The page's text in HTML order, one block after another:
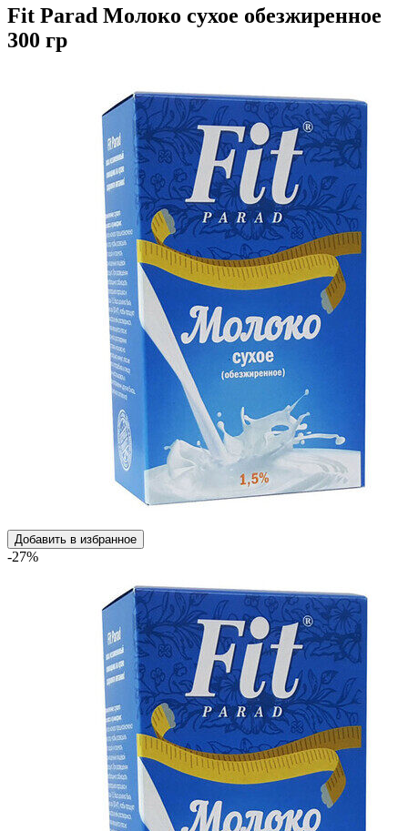
Fit Parad Молоко сухое обезжиренное
300 гр
Добавить в избранное
-27%